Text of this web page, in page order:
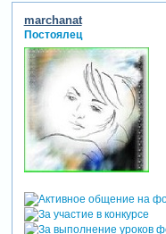
marchanat
Постоялец